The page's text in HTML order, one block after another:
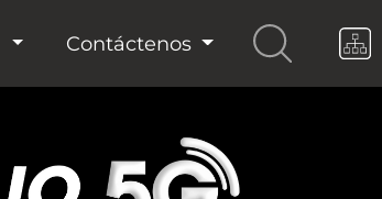
Contáctenos